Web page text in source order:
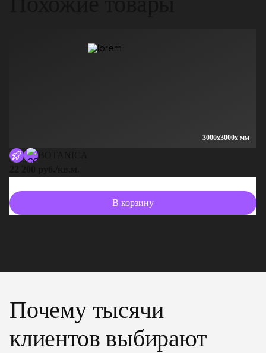
3000x3000x мм
В корзину
Почему тысячи
клиентов выбирают